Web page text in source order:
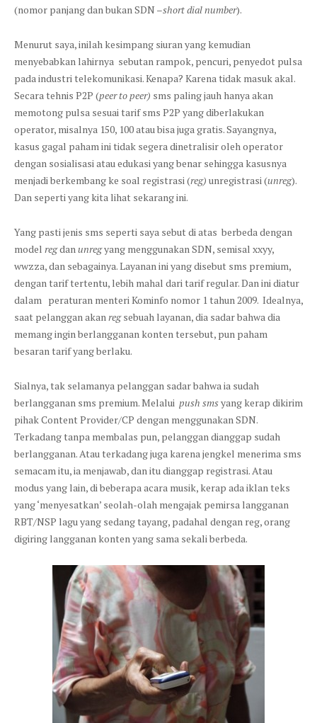
(nomor panjang dan bukan SDN –short dial number).
Menurut saya, inilah kesimpang siuran yang kemudian
menyebabkan lahirnya sebutan rampok, pencuri, penyedot pulsa
pada industri telekomunikasi. Kenapa? Karena tidak masuk akal.
Secara tehnis P2P (peer to peer) sms paling jauh hanya akan
memotong pulsa sesuai tarif sms P2P yang diberlakukan
operator, misalnya 150, 100 atau bisa juga gratis. Sayangnya,
kasus gagal paham ini tidak segera dinetralisir oleh operator
dengan sosialisasi atau edukasi yang benar sehingga kasusnya
menjadi berkembang ke soal registrasi (reg) unregistrasi (unreg).
Dan seperti yang kita lihat sekarang ini.
Yang pasti jenis sms seperti saya sebut di atas berbeda dengan
model regdan unregyang menggunakan SDN, semisal xxyy,
wwzza, dan sebagainya. Layanan ini yang disebut sms premium,
dengan tarif tertentu, lebih mahal dari tarif regular. Dan ini diatur
dalam peraturan menteri Kominfo nomor 1 tahun 2009. Idealnya,
saat pelanggan akan regsebuah layanan, dia sadar bahwa dia
memang ingin berlangganan konten tersebut, pun paham
besaran tarif yang berlaku.
Sialnya, tak selamanya pelanggan sadar bahwa ia sudah
berlangganan sms premium. Melalui push smsyang kerap dikirim
pihak Content Provider/CP dengan menggunakan SDN.
Terkadang tanpa membalas pun, pelanggan dianggap sudah
berlangganan. Atau terkadang juga karena jengkel menerima sms
semacam itu, ia menjawab, dan itu dianggap registrasi. Atau
modus yang lain, di beberapa acara musik, kerap ada iklan teks
yang ‘menyesatkan’ seolah-olah mengajak pemirsa langganan
RBT/NSP lagu yang sedang tayang, padahal dengan reg, orang
digiring langganan konten yang sama sekali berbeda.